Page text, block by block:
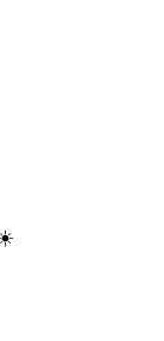
☀️